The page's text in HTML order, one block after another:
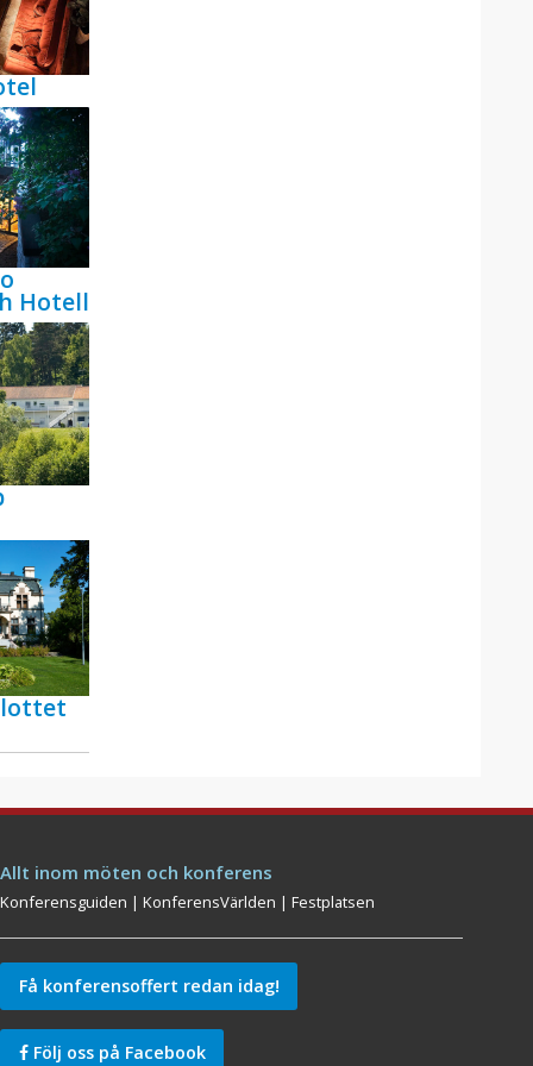
Hotell
Allt inom möten och konferens
Konferensguiden |KonferensVärlden |Festplatsen
Få konferensoffert redan idag!
Följ oss på Facebook